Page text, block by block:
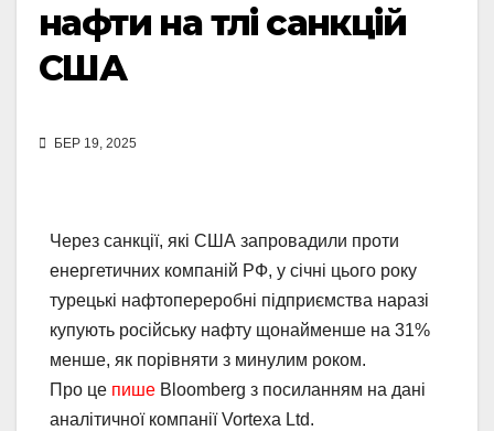
нафти на тлі санкцій
США
БЕР 19, 2025
Через санкції, які США запровадили проти
енергетичних компаній РФ, у січні цього року
турецькі нафтопереробні підприємства наразі
купують російську нафту щонайменше на 31%
менше, як порівняти з минулим роком.
Про це пише Bloomberg з посиланням на дані
аналітичної компанії Vortexa Ltd.